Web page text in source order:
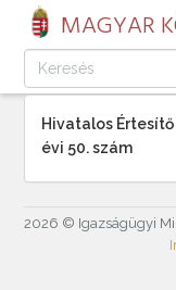
MAGYAR
Hivatalos Értesítő
évi 50. szám
2026 © Igazságügyi